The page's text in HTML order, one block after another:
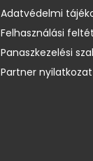
Adatvédelmi
Felhasználási
Panaszkezelési
Partner nyilatkozat